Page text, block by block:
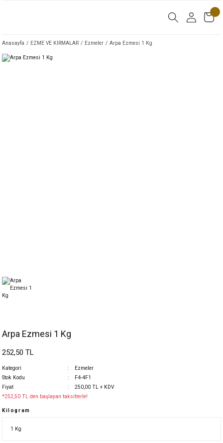
Anasayfa EZME VE KIRMALAR Ezmeler Arpa Ezmesi 1 Kg
Arpa Ezmesi 1 Kg
252,50 TL
Kategori
Ezmeler
Stok Kodu
F4-4F1
Fiyat
250,00 TL + KDV
*252,50 TL den başlayan taksitlerle!
Kilogram